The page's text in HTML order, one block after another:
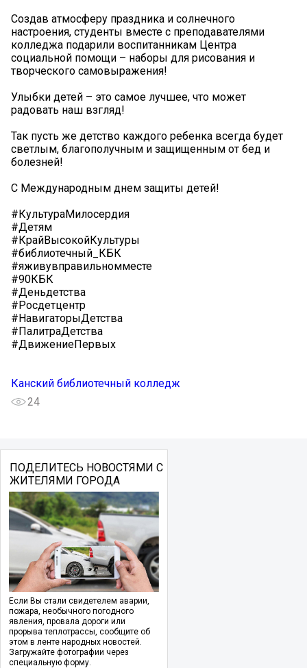
Создав атмосферу праздника и солнечного
настроения, студенты вместе с преподавателями
колледжа подарили воспитанникам Центра
социальной помощи – наборы для рисования и
творческого самовыражения!
Улыбки детей – это самое лучшее, что может
радовать наш взгляд!
Так пусть же детство каждого ребенка всегда будет
светлым, благополучным и защищенным от бед и
болезней!
С Международным днем защиты детей!
#КультураМилосердия
#Детям
#КрайВысокойКультуры
#библиотечный_КБК
#яживувправильномместе
#90КБК
#Деньдетства
#Росдетцентр
#НавигаторыДетства
#ПалитраДетства
#ДвижениеПервых
Канский библиотечный колледж
24
ПОДЕЛИТЕСЬ НОВОСТЯМИ С
ЖИТЕЛЯМИ ГОРОДА
Если Вы стали свидетелем аварии,
пожара, необычного погодного
явления, провала дороги или
прорыва теплотрассы, сообщите об
этом в ленте народных новостей.
Загружайте фотографии через
специальную форму.